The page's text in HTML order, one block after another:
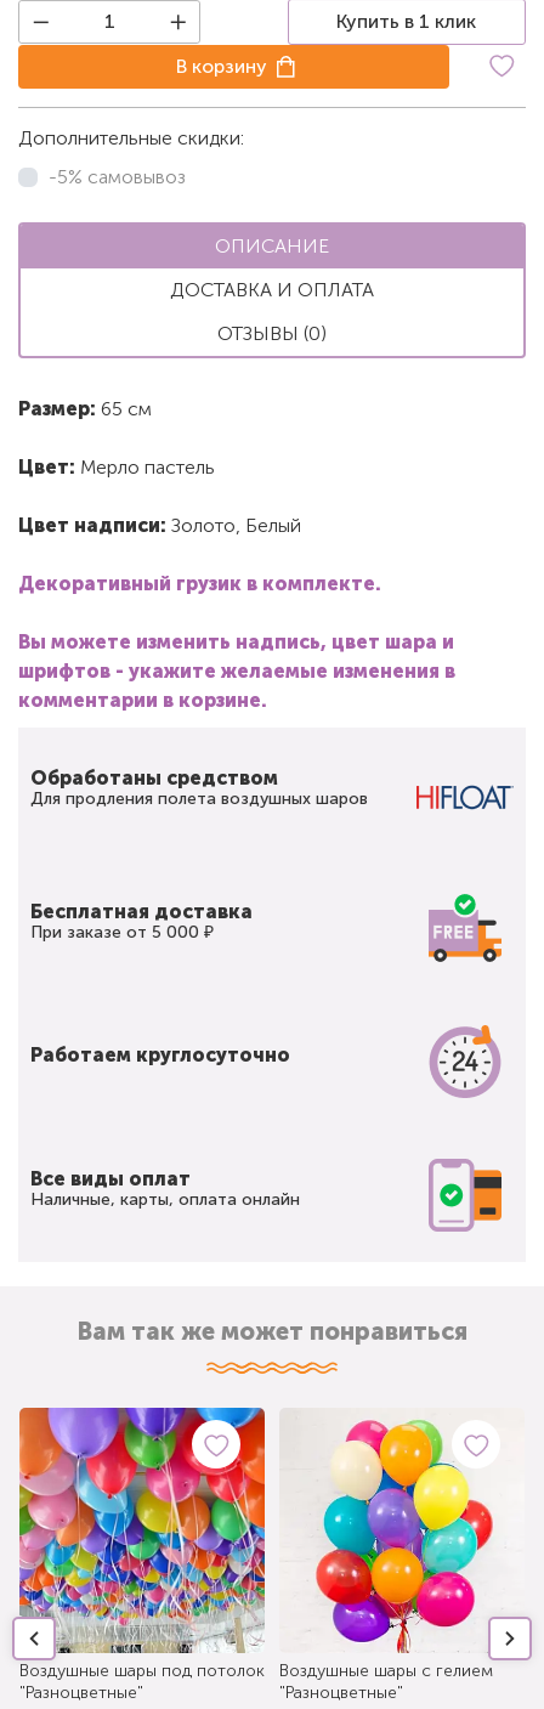
Купить в 1 клик
В корзину
Дополнительные скидки:
-5% самовывоз
ОПИСАНИЕ
ДОСТАВКА И ОПЛАТА
ОТЗЫВЫ (0)
Размер: 65 см
Цвет: Мерло пастель
Цвет надписи: Золото, Белый
Декоративный грузик в комплекте.
Вы можете изменить надпись, цвет шара и
шрифтов - укажите желаемые изменения в
комментарии в корзине.
Обработаны средством
Для продления полета воздушных шаров
Бесплатная доставка
При заказе от 5 000 ₽
Работаем круглосуточно
Все виды оплат
Наличные, карты, оплата онлайн
Вам так же может понравиться
Воздушные шары под потолок
"Разноцветные"
Воздушные шары с гелием
"Разноцветные"